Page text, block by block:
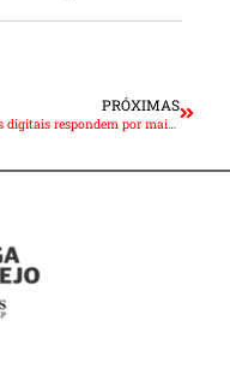
PRÓXIMAS
Canais digitais respondem por mais de 15% das vendas do comércio no terceiro trimestre do ano